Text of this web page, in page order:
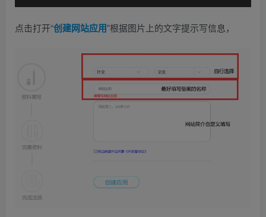
点击打开“创建网站应用”根据图片上的文字提示写信息，